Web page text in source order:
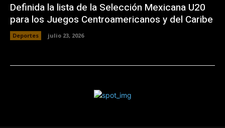
Definida la lista de la Selección Mexicana U20
para los Juegos Centroamericanos y del Caribe
Deportes julio 23, 2026